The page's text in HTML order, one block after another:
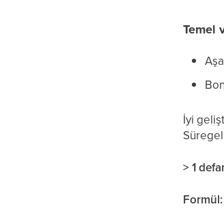
Temel
İyi
> 1